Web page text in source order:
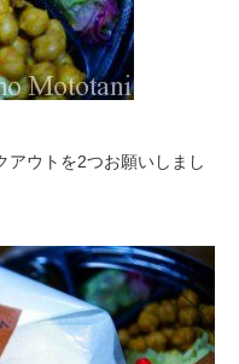
アウトを2つお願いしまし